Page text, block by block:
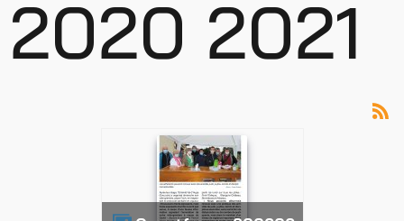
2020 2021